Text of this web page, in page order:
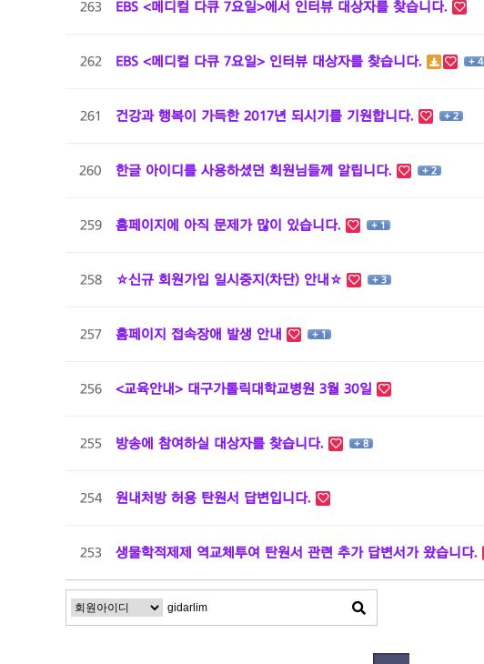
263 EBS <메디컬 다큐 7요일>에서 인터뷰 대상자를 찾습니다.
262 EBS <메디컬 다큐 7요일> 인터뷰 대상자를 찾습니다. + 4
261 건강과 행복이 가득한 2017년 되시기를 기원합니다. + 2
260 한글 아이디를 사용하셨던 회원님들께 알립니다. + 2
259 홈페이지에 아직 문제가 많이 있습니다. + 1
258 ☆신규 회원가입 일시중지(차단) 안내☆ + 3
257 홈페이지 접속장애 발생 안내 + 1
256 <교육안내> 대구가톨릭대학교병원 3월 30일
255 방송에 참여하실 대상자를 찾습니다. + 8
254 원내처방 허용 탄원서 답변입니다.
253 생물학적제제 역교체투여 탄원서 관련 추가 답변서가 왔습니다.